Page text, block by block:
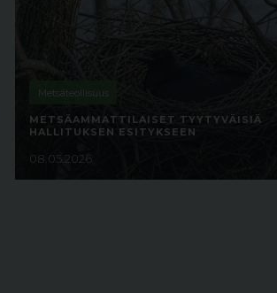
Metsäteollisuus
METSÄAMMATTILAISET TYYTYVÄISIÄ
HALLITUKSEN ESITYKSEEN
08.05.2026